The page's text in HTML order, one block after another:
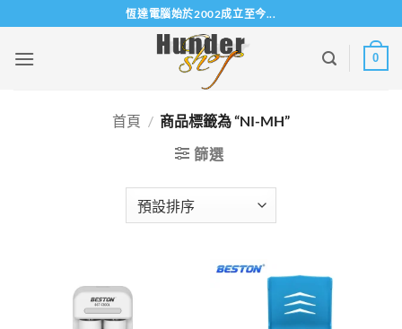
to
content
恆達電腦始於2002成立至今...
0
首頁 / 商品標籤為 “NI-MH”
篩選